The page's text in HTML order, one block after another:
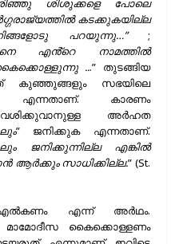
ശിശുക്കളെ പോലെ
കടക്കുകയില്ല
പറയുന്നു…”;
എൻ്റെ നാമത്തിൽ
...” തുടങ്ങിയ
കുഞ്ഞുങ്ങളും സഭയിലെ
എന്നതാണ്. കാരണം
അർഹത
” ജനിക്കുക എന്നതാണ്.
ജനിക്കുന്നില്ല എങ്കിൽ
ആർക്കും സാധിക്കില്ല.” (St.
എന്ന് അർഥം.
മാമോദീസ കൈക്കൊള്ളണം